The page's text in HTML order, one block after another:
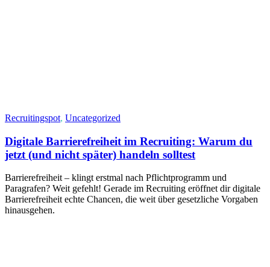
Recruitingspot, Uncategorized
Digitale Barrierefreiheit im Recruiting: Warum du
jetzt (und nicht später) handeln solltest
Barrierefreiheit – klingt erstmal nach Pflichtprogramm und
Paragrafen? Weit gefehlt! Gerade im Recruiting eröffnet dir digitale
Barrierefreiheit echte Chancen, die weit über gesetzliche Vorgaben
hinausgehen.